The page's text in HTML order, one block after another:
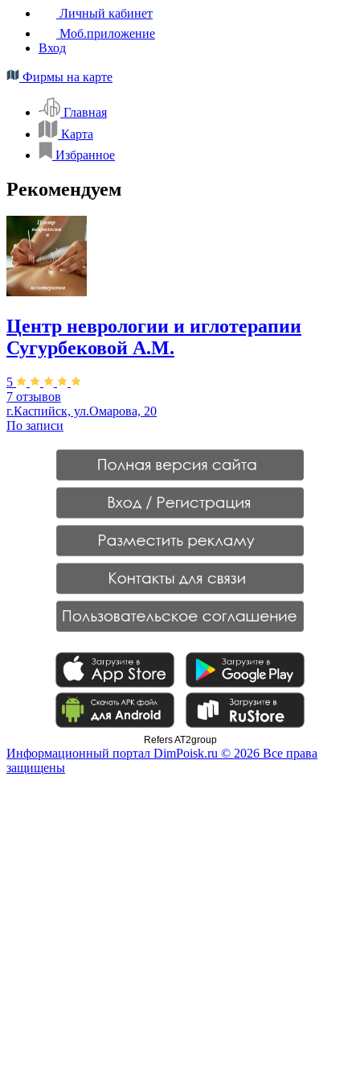
Личный кабинет
Моб.приложение
Вход
Фирмы на карте
Главная
Карта
Избранное
Рекомендуем
Центр неврологии и иглотерапии
Сугурбековой А.М.
5
7 отзывов
г.Каспийск, ул.Омарова, 20
По записи
Refers AT2group
Информационный портал DimPoisk.ru © 2026 Все права
защищены